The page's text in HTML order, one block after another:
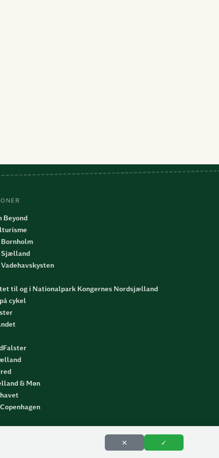
Beyond
Sjælland
til og i Nationalpark Kongernes Nordsjælland
cykel
& Møn
✕ ✓